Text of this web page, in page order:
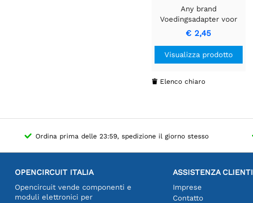
Any brand
Voedingsadapter voor
EDS201B - Betrouwbare
EnergieoplossingAdattatore
di alimentazione per
EDS201B - Soluzione
€ 2,45
Visualizza prodotto
 Elenco chiaro
Ordina prima delle 23:59, spedizione il giorno stesso
OPENCIRCUIT ITALIA
Opencircuit vende componenti e
moduli elettronici per
ASSISTENZA CLIENTI
Imprese
Contatto